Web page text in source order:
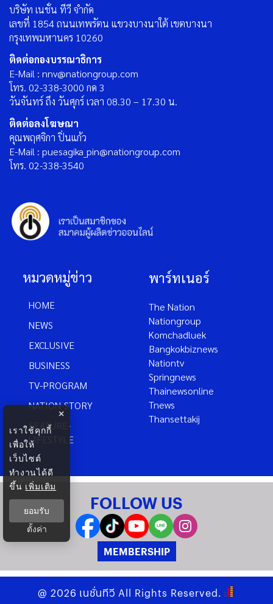
บริษัท เนชั่น ทีวี จำกัด
เลขที่ 1854 ถนนเทพรัตน แขวงบางนาใต้ เขตบางนา
กรุงเทพมหานคร 10260
ติดต่อกองบรรณาธิการ
E-Mail : nnv@nationgroup.com
โทร. 02-338-3000 กด 3
วันจันทร์ ถึง วันศุกร์ เวลา 08.30 – 17.30 น.
ติดต่อลงโฆษณา
คุณพฤศจิกา ปิ่นแก้ว
E-Mail : puesagika_pin@nationgroup.com
โทร. 02-338-3540
หมวดหมู่ข่าว
HOME
NEWS
EXCLUSIVE
BUSINESS
TV-PROGRAM
NATION-STORY
FEATURE-
LIFESTYLE
พาร์ทเนอร์
The Nation
Nationgroup
Komchadluek
Bangkokbiznews
Nationtv
Springnews
Thainewsonline
Tnews
Thansettakij
FOLLOW US
MEMBERSHIP
@ 2026 เนชั่นทีวี All Rights Reserved.
×
เราใช้คุกกี้
เพื่อให้
เว็บไซต์
ทำงานได้ดี
ขึ้น เพิ่มเติม
ยอมรับ
ตั้งค่า